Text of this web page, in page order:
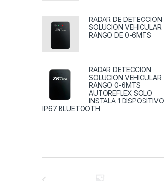
RADAR DE DETECCION
SOLUCION VEHICULAR
RANGO DE 0-6MTS
RADAR DETECCION
SOLUCION VEHICULAR
RANGO 0-6MTS
AUTOREFLEX SOLO
INSTALA 1 DISPOSITIVO
IP67 BLUETOOTH